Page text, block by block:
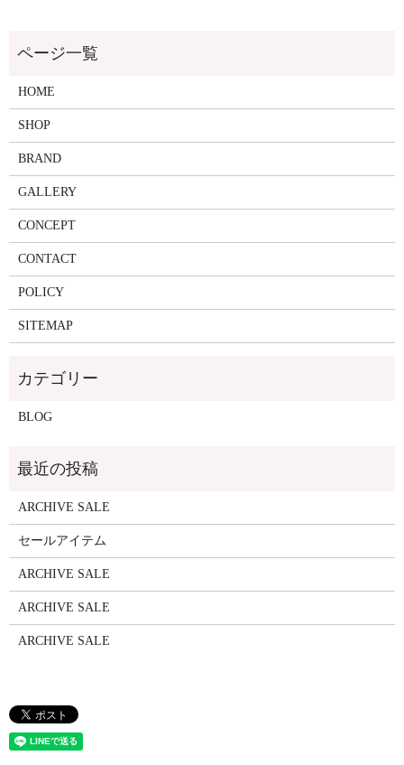
HOME
SHOP
BRAND
GALLERY
CONCEPT
CONTACT
POLICY
SITEMAP
BLOG
ARCHIVE SALE
セールアイテム
ARCHIVE SALE
ARCHIVE SALE
ARCHIVE SALE